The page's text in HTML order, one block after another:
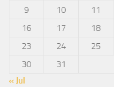
9
10 11
16
17 18
23
24 25
30
31
« Jul